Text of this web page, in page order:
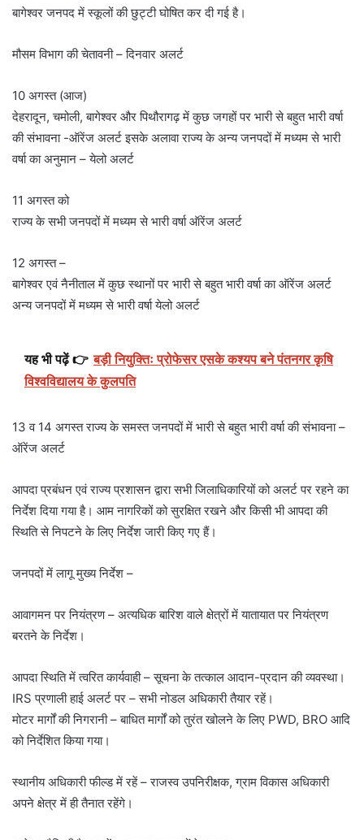
बागेश्वर जनपद में स्कूलों की छुट्टी घोषित कर दी गई है।
मौसम विभाग की चेतावनी – दिनवार अलर्ट
10 अगस्त (आज)
देहरादून, चमोली, बागेश्वर और पिथौरागढ़ में कुछ जगहों पर भारी से बहुत भारी वर्षा
की संभावना -ऑरेंज अलर्ट इसके अलावा राज्य के अन्य जनपदों में मध्यम से भारी
वर्षा का अनुमान – येलो अलर्ट
11 अगस्त को
राज्य के सभी जनपदों में मध्यम से भारी वर्षा ऑरेंज अलर्ट
12 अगस्त –
बागेश्वर एवं नैनीताल में कुछ स्थानों पर भारी से बहुत भारी वर्षा का ऑरेंज अलर्ट
अन्य जनपदों में मध्यम से भारी वर्षा येलो अलर्ट
यह भी पढ़ें 👉 बड़ी नियुक्तिः प्रोफेसर एसके कश्यप बने पंतनगर कृषि
विश्वविद्यालय के कुलपति
13 व 14 अगस्त राज्य के समस्त जनपदों में भारी से बहुत भारी वर्षा की संभावना –
ऑरेंज अलर्ट
आपदा प्रबंधन एवं राज्य प्रशासन द्वारा सभी जिलाधिकारियों को अलर्ट पर रहने का
निर्देश दिया गया है। आम नागरिकों को सुरक्षित रखने और किसी भी आपदा की
स्थिति से निपटने के लिए निर्देश जारी किए गए हैं।
जनपदों में लागू मुख्य निर्देश –
आवागमन पर नियंत्रण – अत्यधिक बारिश वाले क्षेत्रों में यातायात पर नियंत्रण
बरतने के निर्देश।
आपदा स्थिति में त्वरित कार्यवाही – सूचना के तत्काल आदान-प्रदान की व्यवस्था।
IRS प्रणाली हाई अलर्ट पर – सभी नोडल अधिकारी तैयार रहें।
मोटर मार्गों की निगरानी – बाधित मार्गों को तुरंत खोलने के लिए PWD, BRO आदि
को निर्देशित किया गया।
स्थानीय अधिकारी फील्ड में रहें – राजस्व उपनिरीक्षक, ग्राम विकास अधिकारी
अपने क्षेत्र में ही तैनात रहेंगे।